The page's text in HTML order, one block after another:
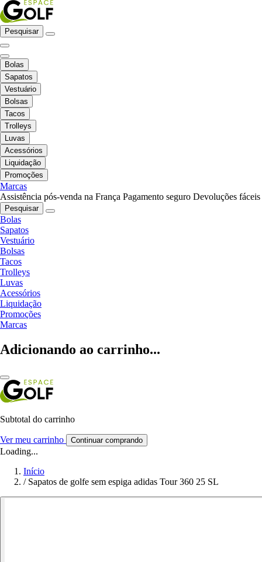
Pesquisar
Bolas
Sapatos
Vestuário
Bolsas
Tacos
Trolleys
Luvas
Acessórios
Liquidação
Promoções
Marcas
Assistência pós-venda na França Pagamento seguro Devoluções fáceis
Pesquisar
Bolas
Sapatos
Vestuário
Bolsas
Tacos
Trolleys
Luvas
Acessórios
Liquidação
Promoções
Marcas
Adicionando ao carrinho...
Subtotal do carrinho
Ver meu carrinho Continuar comprando
Loading...
Início
/ Sapatos de golfe sem espiga adidas Tour 360 25 SL